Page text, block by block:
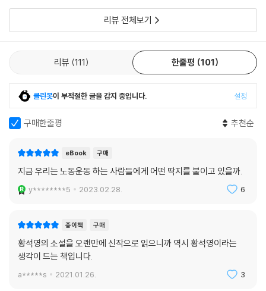
아니고 땅도 아닌’ 사십오 미터 높이의 굴뚝에서 위태롭게 삶을 버텨내고
있는 이진오가 화분에 씨앗부터 기르기 시작한 상추의 여린 잎들이 무성해
지듯 작가가 오래 품어온 ‘철도원 삼대’의 이야기는 세상의 작은 변화를 일
으키는 무한한 가능성을 지닌 씨앗이 되어줄 것이다. 더불어 대한민국을
살아가는 노동자로서 우리가 우리의 뿌리를 발견하고 우리의 저력을 발휘
을 믿어 의심치 않는다.
이것은 유년기의 추억이 깃든 내 고향의 이야기이며 동시대 노동자들의 이
한국 노동자들에게 헌정하려 한다.(작가의 말, 619면)
리뷰 전체보기
리뷰 111 한줄평 101
클린봇이 부적절한 글을 감지 중입니다. 설정
구매한줄평 추천순
eBook 구매
지금 우리는 노동운동 하는 사람들에게 어떤 딱지를 붙이고 있을까.
y********5 2023.02.28. 6
종이책 구매
황석영의 소설을 오랜만에 신작으로 읽으니까 역시 황석영이라는
생각이 드는 책입니다.
a*****s 2021.01.26. 3